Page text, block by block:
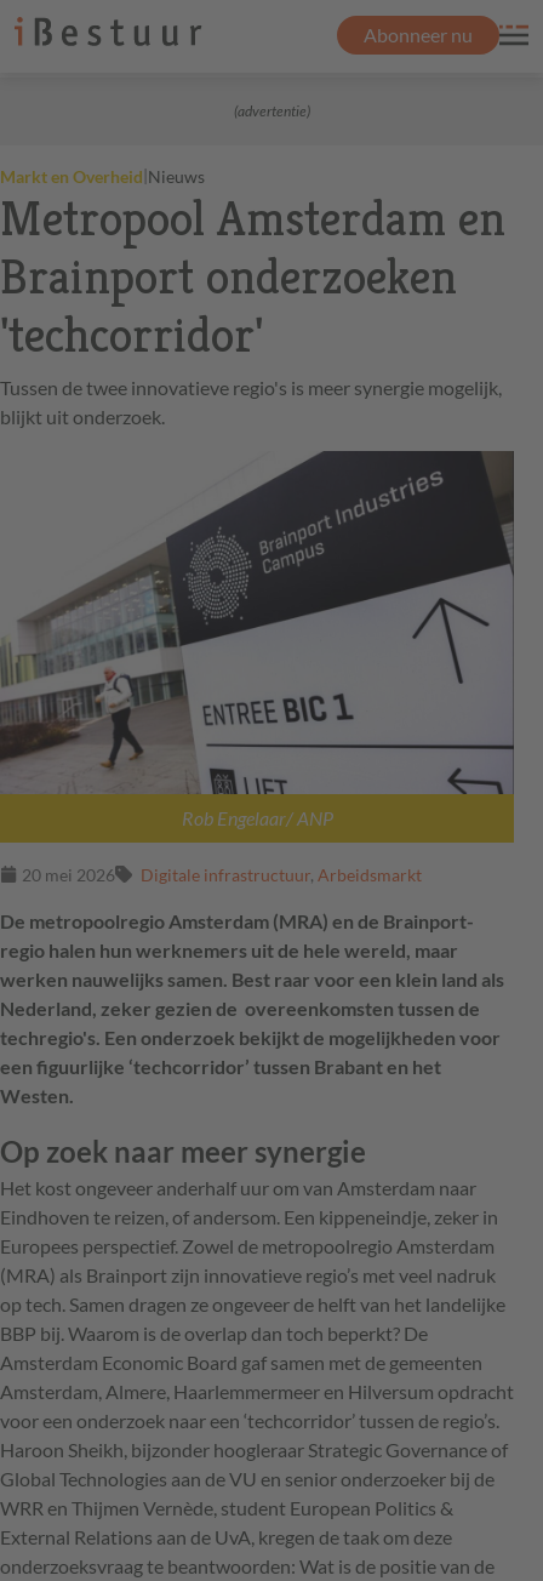
Abonneer nu
(advertentie)
Markt en Overheid|Nieuws
Metropool Amsterdam en
Brainport onderzoeken
'techcorridor'
Tussen de twee innovatieve regio's is meer synergie mogelijk,
blijkt uit onderzoek.
Rob Engelaar/ ANP
20 mei 2026 Digitale infrastructuur, Arbeidsmarkt
De metropoolregio Amsterdam (MRA) en de Brainport-
regio halen hun werknemers uit de hele wereld, maar
werken nauwelijks samen. Best raar voor een klein land als
Nederland, zeker gezien de overeenkomsten tussen de
techregio's. Een onderzoek bekijkt de mogelijkheden voor
een figuurlijke ‘techcorridor’ tussen Brabant en het
Westen.
Op zoek naar meer synergie
Het kost ongeveer anderhalf uur om van Amsterdam naar
Eindhoven te reizen, of andersom. Een kippeneindje, zeker in
Europees perspectief. Zowel de metropoolregio Amsterdam
(MRA) als Brainport zijn innovatieve regio’s met veel nadruk
op tech. Samen dragen ze ongeveer de helft van het landelijke
BBP bij. Waarom is de overlap dan toch beperkt? De
Amsterdam Economic Board gaf samen met de gemeenten
Amsterdam, Almere, Haarlemmermeer en Hilversum opdracht
voor een onderzoek naar een ‘techcorridor’ tussen de regio’s.
Haroon Sheikh, bijzonder hoogleraar Strategic Governance of
Global Technologies aan de VU en senior onderzoeker bij de
WRR en Thijmen Vernède, student European Politics &
External Relations aan de UvA, kregen de taak om deze
onderzoeksvraag te beantwoorden: Wat is de positie van de